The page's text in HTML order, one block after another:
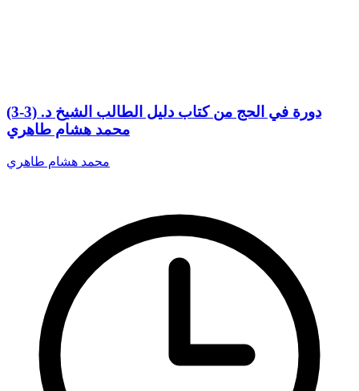
(3-3) دورة في الحج من كتاب دليل الطالب الشيخ د.
محمد هشام طاهري
محمد هشام طاهري